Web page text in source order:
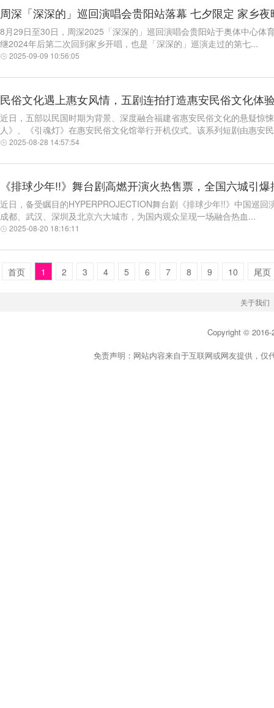
周深「深深的」巡回演唱会贵阳站落幕 七夕限定 家乡
8月29日至30日，周深2025「深深的」巡回演唱会贵阳站于奥体中心体
继2024年后第二次回到家乡开唱，也是「深深的」巡演走过的第七...
2025-09-09 10:56:05
民俗文化遇上惠女风情，五剧连拍打造惠安民俗文化体
近日，五部以民国时期为背景、深度融合福建省惠安民俗文化的悬疑惊
人》、《引魂灯》在惠安民俗文化馆举行开机仪式。该系列短剧由惠安
2025-08-28 14:57:54
《排球少年!!》舞台剧高燃开演火热售票，全国六城引
近日，备受瞩目的HYPERPROJECTION舞台剧《排球少年!!》中国巡
成都、武汉、深圳及北京六大城市，为国内观众呈现一场融合热血...
2025-08-20 18:16:11
首页 1 2 3 4 5 6 7 8 9 10 尾页
关于我们
Copyright © 2016-
免责声明：网站内容来自于互联网或网友提供，